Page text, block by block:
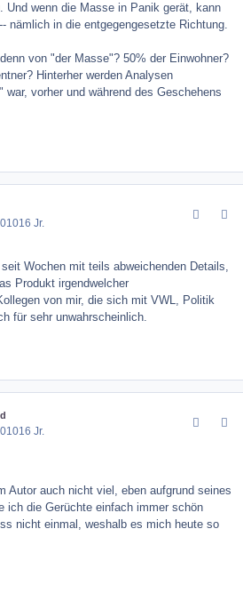
Und wenn die Masse in Panik gerät, kann
nämlich in die entgegengesetzte Richtung.
von "der Masse"? 50% der Einwohner?
Hinterher werden Analysen
vorher und während des Geschehens
16 Jr.
Wochen mit teils abweichenden Details,
Produkt irgendwelcher
von mir, die sich mit VWL, Politik
für sehr unwahrscheinlich.
16 Jr.
Autor auch nicht viel, eben aufgrund seines
ich die Gerüchte einfach immer schön
nicht einmal, weshalb es mich heute so